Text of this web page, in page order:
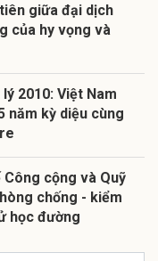
giữa đại dịch
của hy vọng và
2010: Việt Nam
năm kỳ diệu cùng
cộng và Quỹ
chống - kiểm
học đường